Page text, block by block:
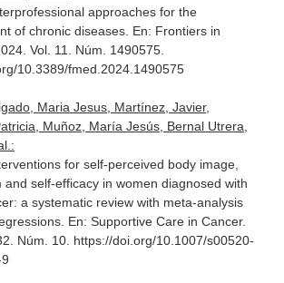
approaches for the
of chronic diseases. En: Frontiers in
Vol. 11. Núm. 1490575.
10.3389/fmed.2024.1490575
Maria Jesus, Martínez, Javier,
Muñoz, María Jesús, Bernal Utrera,
for self-perceived body image,
and self-efficacy in women diagnosed with
a systematic review with meta-analysis
En: Supportive Care in Cancer.
Núm. 10. https://doi.org/10.1007/s00520-